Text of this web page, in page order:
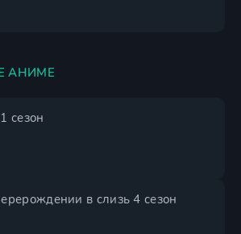
АНИМЕ
сезон
в слизь 4 сезон